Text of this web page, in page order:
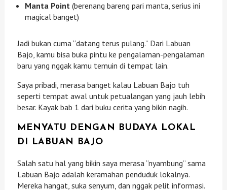
Manta Point (berenang bareng pari manta, serius ini
magical banget)
Jadi bukan cuma “datang terus pulang.” Dari Labuan
Bajo, kamu bisa buka pintu ke pengalaman-pengalaman
baru yang nggak kamu temuin di tempat lain.
Saya pribadi, merasa banget kalau Labuan Bajo tuh
seperti tempat awal untuk petualangan yang jauh lebih
besar. Kayak bab 1 dari buku cerita yang bikin nagih.
MENYATU DENGAN BUDAYA LOKAL
DI LABUAN BAJO
Salah satu hal yang bikin saya merasa “nyambung” sama
Labuan Bajo adalah keramahan penduduk lokalnya.
Mereka hangat, suka senyum, dan nggak pelit informasi.